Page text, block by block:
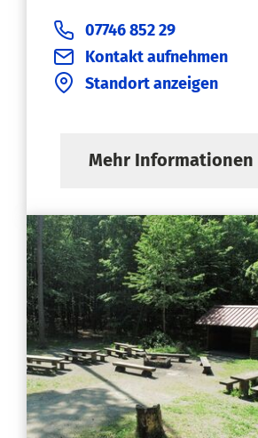
07746 852 29
Kontakt aufnehmen
Standort anzeigen
Mehr Informationen